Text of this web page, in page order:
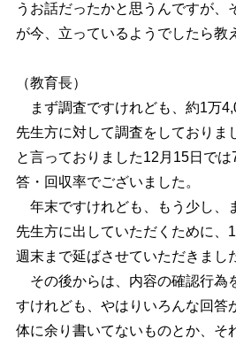
うお話だったかと思うんですが、
が今、立っているようでしたら教
（教育長）
まず調査ですけれども、約1万
先生方に対して調査をしておりま
と言っておりました12月15日では
答・回収率でございました。
年末ですけれども、もう少し、
先生方に出していただくために、
週末まで延ばさせていただきまし
その後からは、内容の確認行為
すけれども、やはりいろんな回答
体に余り書いてないものとか、そ